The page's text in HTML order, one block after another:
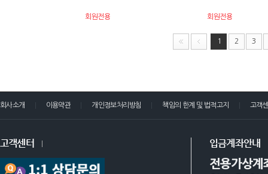
회원전용 회원전용
1 2 3
회사소개 이용약관 개인정보처리방침 책임의 한계 및 법적고지 고객
고객센터 입금계좌안내
전용가상계